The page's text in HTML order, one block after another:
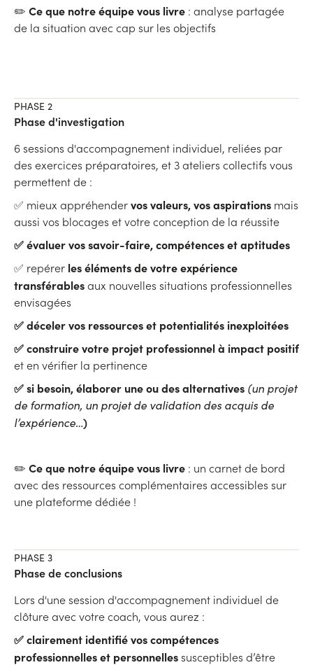
✏️ Ce que notre équipe vous livre : analyse partagée
de la situation avec cap sur les objectifs
PHASE 2
Phase d'investigation
6 sessions d'accompagnement individuel, reliées par
des exercices préparatoires, et 3 ateliers collectifs vous
permettent de :
✅ mieux appréhendervos valeurs, vos aspirations mais
aussi vos blocages et votre conception de la réussite
✅ évaluer vos savoir-faire, compétences et aptitudes
✅ repérer les éléments de votre expérience
transférablesaux nouvelles situations professionnelles
envisagées
✅ déceler vos ressources et potentialités inexploitées
✅ construire votre projet professionnel à impact positif
et en vérifier la pertinence
✅ si besoin, élaborer une ou des alternatives (un projet
de formation, un projet de validation des acquis de
l’expérience…)
✏️ Ce que notre équipe vous livre : un carnet de bord
avec des ressources complémentaires accessibles sur
une plateforme dédiée !
PHASE 3
Phase de conclusions
Lors d'une session d'accompagnement individuel de
clôture avec votre coach, vous aurez :
✅ clairement identifié vos compétences
professionnelles et personnellessusceptibles d’être